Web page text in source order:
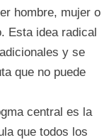
hombre, mujer o
Esta idea radical
y se
que no puede
central es la
que todos los